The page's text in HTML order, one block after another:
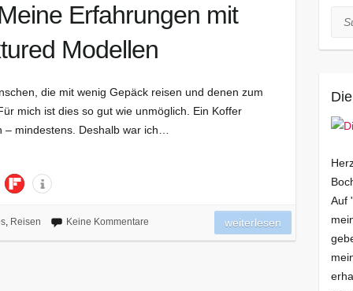
Erfahrungen mit
Modellen
die mit wenig Gepäck reisen und denen zum
mich ist dies so gut wie unmöglich. Ein Koffer
mindestens. Deshalb war ich…
, Reisen Keine Kommentare weiterlesen
Auf